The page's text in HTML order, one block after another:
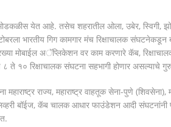
येत आहे. तसेच शहरातील ओला, उबेर, स्विगी,
भारतीय गिग कामगार मंच रिक्षाचालक
मोबाईल अॅप्लिकेशन वर काम करणारे कॅब,
१० रिक्षाचालक संघटना सहभागी होणार असल्याचे
महाराष्ट्र राज्य, महाराष्ट्र वाहतूक सेना-पुणे
बॉईज, कॅब चालक आधार फाउंडेशन आदी संघटनांनी